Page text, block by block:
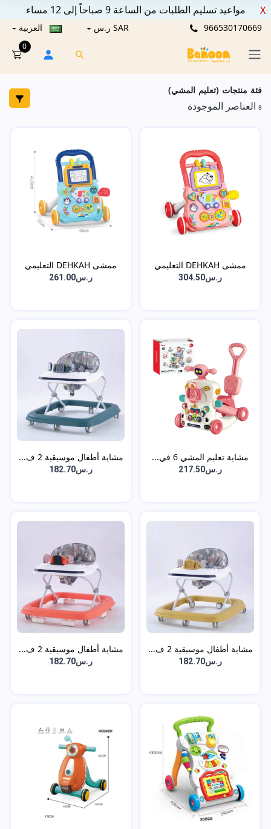
مواعيد تسليم الطلبات من الساعة 9 صباحاً إلى 12 مساء X
966530170669 SAR ر.س العربية
0
فئة منتجات (تعليم المشي)
8 العناصر الموجودة
ممشى DEHKAH التعليمي
2-...ر.س304.50
ممشى DEHKAH التعليمي
2-...ر.س261.00
مشاية تعليم المشي 6 في...
ر.س217.50
مشاية أطفال موسيقية 2 ف...
ر.س182.70
مشاية أطفال موسيقية 2 ف...
ر.س182.70
مشاية أطفال موسيقية 2 ف...
ر.س182.70